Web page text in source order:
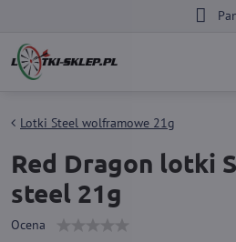
Lotki Steel wolframowe 21g
Red Dragon lotki
steel 21g
Ocena